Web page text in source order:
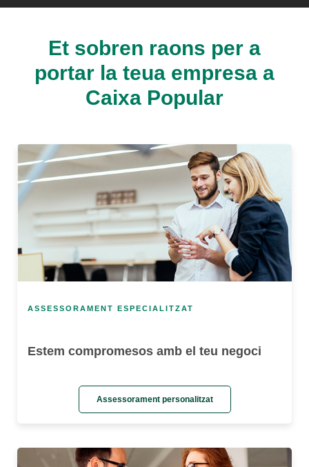
Et sobren raons per a
portar la teua empresa a
Caixa Popular
ASSESSORAMENT ESPECIALITZAT
Estem compromesos amb el teu negoci
Assessorament personalitzat